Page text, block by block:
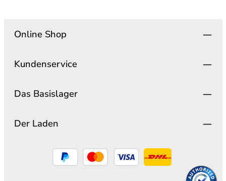
Online Shop
Kundenservice
Das Basislager
Der Laden